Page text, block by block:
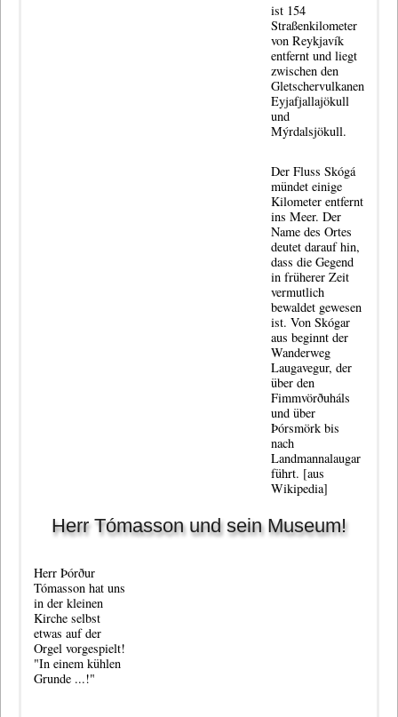
ist 154
Straßenkilometer
von Reykjavík
entfernt und liegt
zwischen den
Gletschervulkanen
Eyjafjallajökull
und
Mýrdalsjökull.
Der Fluss Skógá
mündet einige
Kilometer entfernt
ins Meer. Der
Name des Ortes
deutet darauf hin,
dass die Gegend
in früherer Zeit
vermutlich
bewaldet gewesen
ist. Von Skógar
aus beginnt der
Wanderweg
Laugavegur, der
über den
Fimmvörðuháls
und über
Þórsmörk bis
nach
Landmannalaugar
führt. [aus
Wikipedia]
Herr Tómasson und sein Museum!
Herr Þórður
Tómasson hat uns
in der kleinen
Kirche selbst
etwas auf der
Orgel vorgespielt!
"In einem kühlen
Grunde ...!"